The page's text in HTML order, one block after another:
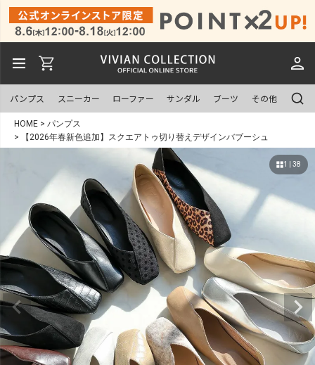
パンプス スニーカー ローファー サンダル ブーツ その他
HOME
パンプス
【2026年春新色追加】スクエアトゥ切り替えデザインバブーシュ
1 | 38